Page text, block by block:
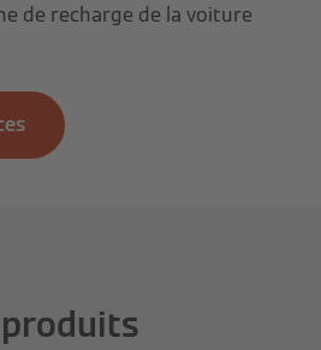
de recharge de la voiture